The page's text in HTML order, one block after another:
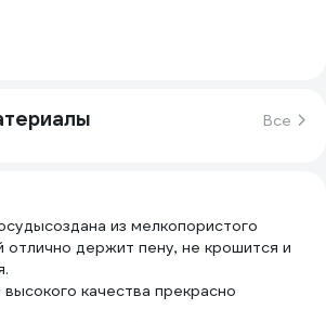
Все
из мелкопористого
отлично держит пену, не крошится и
качества прекрасно